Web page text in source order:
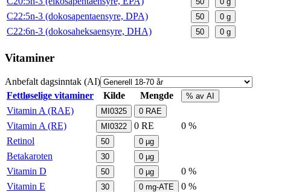
C22:5n-3 (dokosapentaensyre, DPA) 50 0 g
C22:6n-3 (dokosaheksaensyre, DHA) 50 0 g
Vitaminer
Anbefalt dagsinntak (AI)
Fettløselige vitaminer
Kilde Mengde % av AI
Vitamin A (RAE) MI0325 0 RAE
Vitamin A (RE) MI0322 0 RE
0 %
Retinol
50 0 µg
Betakaroten 30 0 µg
Vitamin D 50 0 µg
0 %
Vitamin E
30 0 mg-ATE
0 %